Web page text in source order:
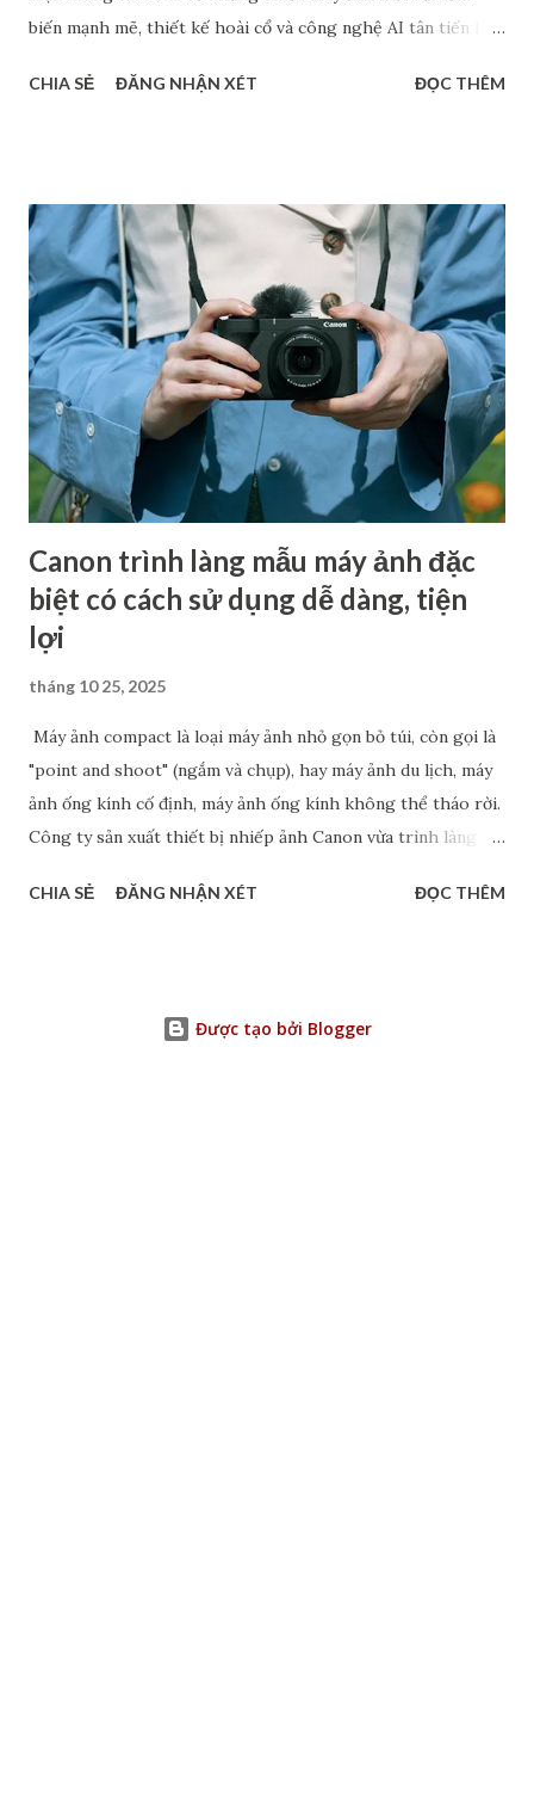
biến mạnh mẽ, thiết kế hoài cổ và công nghệ AI tân tiến liên
dự đoán về Fujifilm Half-frame, Sony A7 V hay dòng RX1 hồi
và lên kế hoạch nâng cấp thiết bị hợp lý. Máy ảnh ra mắt
2025: Canon EOS R7 Mark II Sau một chuỗi ra mắt hàng loạt
các sản phẩm đình đám như từ EOS R1 và EOS R5 Mark II
năm ngoái đến PowerShot V1 và EOS R50 V ra mắt năm nay,
nhiều diễn đàn đồn đoán rằng máy ảnh tiếp theo Canon sẽ
cho ra mắt khả năng cao là Canon EOS R7 Mark II. Đa số các
thông tin cung cấp đều cho rằng R7 Mark II sẽ là một chiếc
máy ảnh có hiệu suất mạnh mẽ, sở hữu cảm biến độ phân...
CHIA SẺ ĐĂNG NHẬN XÉT ĐỌC THÊM
Canon trình làng mẫu máy ảnh đặc
biệt có cách sử dụng dễ dàng, tiện
lợi
tháng 10 25, 2025
Máy ảnh compact là loại máy ảnh nhỏ gọn bỏ túi, còn gọi là
"point and shoot" (ngắm và chụp), hay máy ảnh du lịch, máy
ảnh ống kính cố định, máy ảnh ống kính không thể tháo rời.
Công ty sản xuất thiết bị nhiếp ảnh Canon vừa trình làng
cuối tháng 4/2025. Đây là phiên bản tiếp theo của
compact là loại máy ảnh nhỏ gọn bỏ túi, còn gọi là "point
CHIA SẺ ĐĂNG NHẬN XÉT ĐỌC THÊM
Được tạo bởi Blogger